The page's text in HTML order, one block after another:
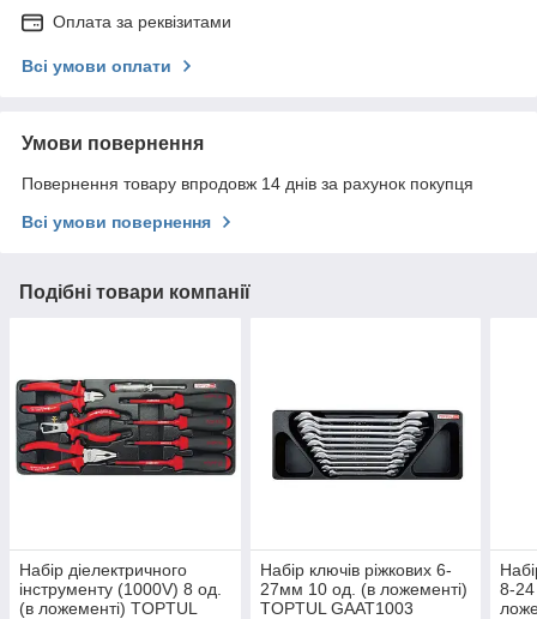
Оплата за реквізитами
Всі умови оплати
Умови повернення
Повернення товару впродовж 14 днів за рахунок покупця
Всі умови повернення
Подібні товари компанії
Набір діелектричного
інструменту (1000V) 8 од.
(в ложементі) TOPTUL
Набір ключів ріжкових 6-
27мм 10 од. (в ложементі)
TOPTUL GAAT1003
8-